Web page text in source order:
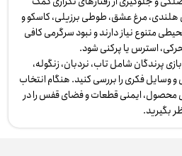
هلندی، مرغ عشق، طوطی برزیلی، کاسکو و
متنوع نیاز دارند و نبود سرگرمی کافی
استرس یا پرکنی شود.
پرندگان شامل تاب، نردبان، زنگوله،
وسایل فکری را بررسی کنید. هنگام انتخاب
محصول، ایمنی قطعات و فضای قفس را در
بگیرید.